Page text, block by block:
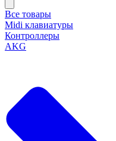
Все товары
Midi клавиатуры
Контроллеры
AKG